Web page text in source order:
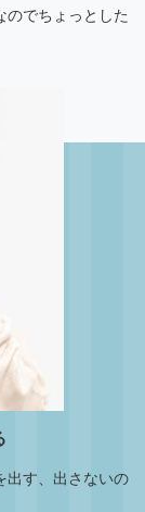
のでちょっとした
出す、出さないの